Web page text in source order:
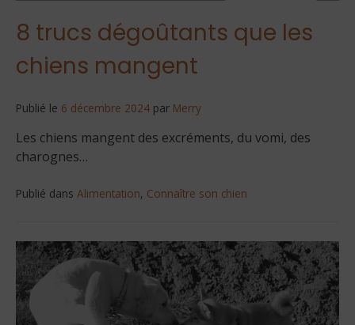
8 trucs dégoûtants que les
chiens mangent
Publié le 6 décembre 2024 par Merry
Les chiens mangent des excréments, du vomi, des
charognes…
Publié dans Alimentation, Connaître son chien